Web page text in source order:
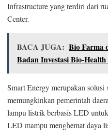
Infrastructure yang terdiri dari
Center.
BACA JUGA: Bio Farma
Badan Investasi Bio-
Smart Energy merupakan
memungkinkan pemerintah
lampu listrik berbasis LED
LED mampu menghemat daya